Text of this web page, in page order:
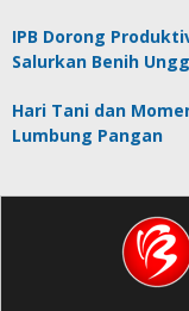
IPB Dorong
Salurkan Benih
Hari Tani dan
Lumbung Pangan